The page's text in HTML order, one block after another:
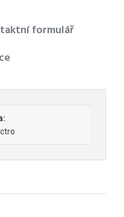
formulář